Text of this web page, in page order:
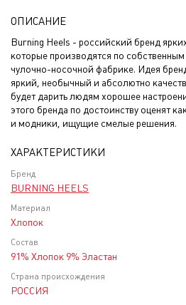
ОПИСАНИЕ
Burning Heels - российский бренд
которые производятся по
чулочно-носочной фабрике. Идея
яркий, необычный и абсолютно
будет дарить людям хорошее
этого бренда по достоинству оценят
и модники, ищущие смелые решения.
ХАРАКТЕРИСТИКИ
Бренд
BURNING HEELS
Материал
Хлопок
Состав
91% Хлопок 9% Эластан
Страна происхождения
РОССИЯ